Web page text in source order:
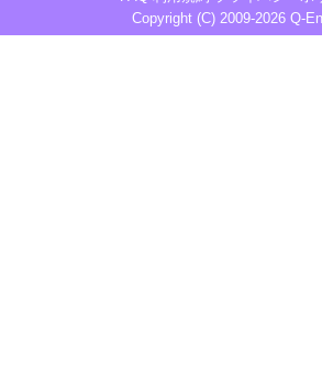
Copyright (C) 2009-2026 Q-